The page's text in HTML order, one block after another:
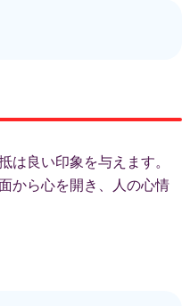
良い印象を与えます。
から心を開き、人の心情